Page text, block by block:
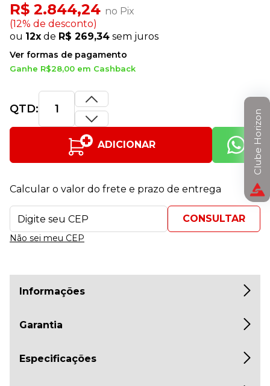
R$ 2.844,24 no Pix
(12% de desconto)
ou 12x de R$ 269,34 sem juros
Ver formas de pagamento
Ganhe R$28,00 em Cashback
QTD:
ADICIONAR
Calcular o valor do frete e prazo de entrega
Não sei meu CEP
Informações
Garantia
Especificações
Clube Horizon